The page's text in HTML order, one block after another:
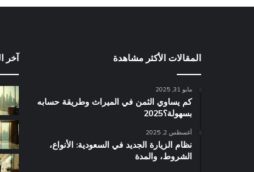
المقالات الأكثر مشاهدة
مايو 31, 2025
كم يساوي الثمن في الميراث​ وطريقة حسابه
بسهولة؟2025
أغسطس 2, 2025
نظام الزيارة الجديد في السعودية: الأنواع،
الشروط، والمدة
آخر